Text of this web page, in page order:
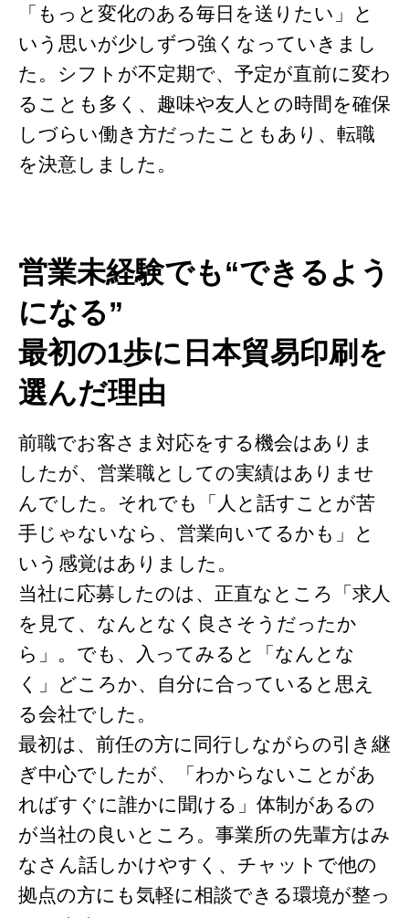
「もっと変化のある毎日を送りたい」と
いう思いが少しずつ強くなっていきまし
た。シフトが不定期で、予定が直前に変わ
ることも多く、趣味や友人との時間を確保
しづらい働き方だったこともあり、転職
を決意しました。
営業未経験でも“できるよう
になる”
最初の1歩に日本貿易印刷を
選んだ理由
前職でお客さま対応をする機会はありま
したが、営業職としての実績はありませ
んでした。それでも「人と話すことが苦
手じゃないなら、営業向いてるかも」と
いう感覚はありました。
当社に応募したのは、正直なところ「求人
を見て、なんとなく良さそうだったか
ら」。でも、入ってみると「なんとな
く」どころか、自分に合っていると思え
る会社でした。
最初は、前任の方に同行しながらの引き継
ぎ中心でしたが、「わからないことがあ
ればすぐに誰かに聞ける」体制があるの
が当社の良いところ。事業所の先輩方はみ
なさん話しかけやすく、チャットで他の
拠点の方にも気軽に相談できる環境が整っ